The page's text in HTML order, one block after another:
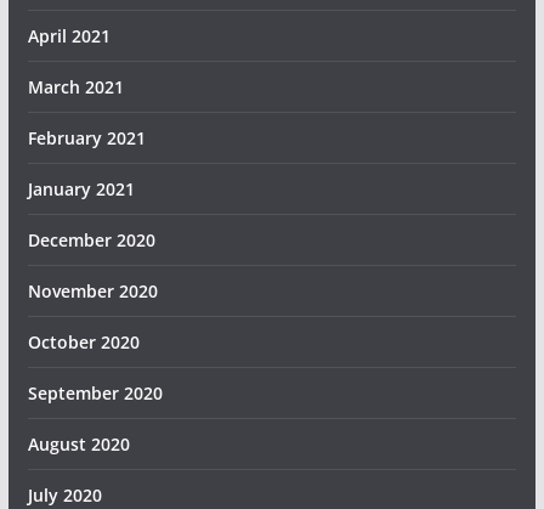
April 2021
March 2021
February 2021
January 2021
December 2020
November 2020
October 2020
September 2020
August 2020
July 2020